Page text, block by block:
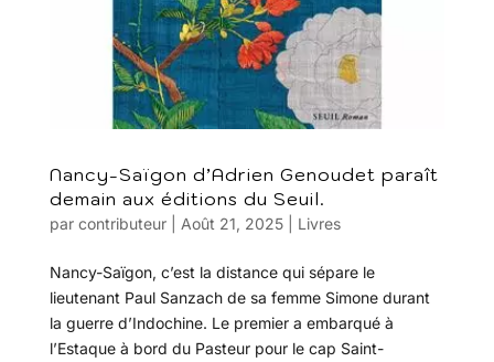
Nancy-Saïgon d’Adrien Genoudet paraît
demain aux éditions du Seuil.
par contributeur| Août 21, 2025| Livres
Nancy-Saïgon, c’est la distance qui sépare le
lieutenant Paul Sanzach de sa femme Simone durant
la guerre d’Indochine. Le premier a embarqué à
l’Estaque à bord du Pasteur pour le cap Saint-